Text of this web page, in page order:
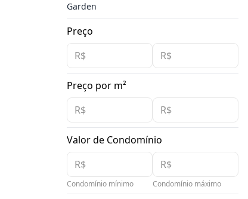
Garden
Preço
Preço por m²
Valor de Condomínio
Condomínio mínimo Condomínio máximo